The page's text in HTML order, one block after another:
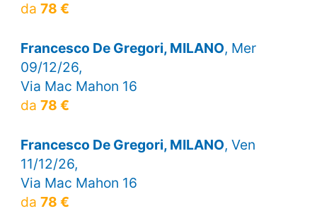
da 78 €
Francesco De Gregori, MILANO, Mer
09/12/26,
Via Mac Mahon 16
da 78 €
Francesco De Gregori, MILANO, Ven
11/12/26,
Via Mac Mahon 16
da 78 €